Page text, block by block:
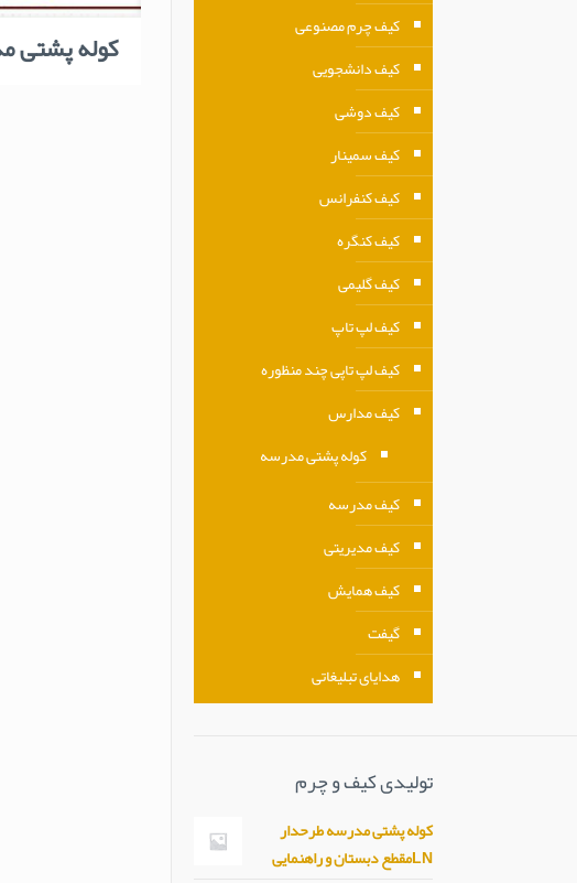
کوله پشتی
کیف چرم مصنوعی
کیف دانشجویی
کیف دوشی
کیف سمینار
کیف کنفرانس
کیف کنگره
کیف گلیمی
کیف لپ تاپ
کیف لپ تاپی چند منظوره
کیف مدارس
کوله پشتی مدرسه
کیف مدرسه
کیف مدیریتی
کیف همایش
گیفت
هدایای تبلیغاتی
تولیدی کیف و چرم
کوله پشتی مدرسه طرحدار
LNمقطع دبستان و راهنمایی